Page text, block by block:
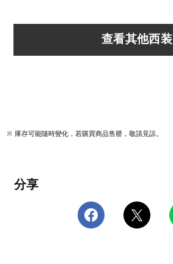
查看其他西装
庫存可能隨時變化，若購買商品售罄，敬請見諒。
分享